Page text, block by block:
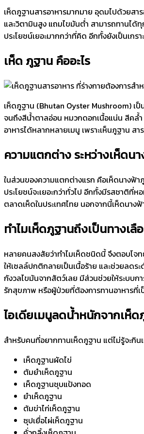
เห็ดภูฐานสารอาหารมากมาย อุดมไปด้วยสา
และวิตามินสูง แถมไขมันต่ำ สามารถทานได้
ประโยชน์เยอะมากกว่าที่คิด อีกทั้งยังเป็นเ
เห็ด ภูฐาน คืออะไร
เห็ดภูฐาน (Bhutan Oyster Mushroom) เ
จนถึงสีน้ำตาลอ่อน หมวกดอกเนื้อแน่น สีคล้ำ
อาหารได้หลากหลายเมนู เพราะเห็นภูฐาน ส
ความแตกต่าง ระหว่างเห็ดน
ในส่วนของความแตกต่างแรก คือเห็ดนางฟ้า
ประโยชน์จะเยอะกว่าทั่วไป อีกทั้งมีรสชาติ
ตลาดเห็ดในประเทศไทย นอกจากนี้เห็ดนา
ทำไมเห็ดภูฐานถึงเป็นทางเ
หลายคนสงสัยว่าทำไมเห็ดชนิดนี้ จึงตอบโจ
ให้เซลล์ปกติกลายเป็นเนื้อร้าย และช่วยลด
กังวลไขมันจากสัตว์เลย มีส่วนช่วยให้ระบบ
รักสุขภาพ หรือผู้ป่วยที่ต้องการทานอาหารที่เ
ไอเดียเมนูลดน้ำหนักจากเห็ด
สำหรับคนที่อยากทานเห็ดภูฐาน แต่ไม่รู้จะกินเ
เห็ดภูฐานผัดไข่
ต้มยำเห็ดภูฐาน
เห็ดภูฐานชุบแป้งทอด
ยำเห็ดภูฐาน
ต้มข่าไก่เห็ดภูฐาน
ซุปเยื่อไผ่เห็ดภูฐาน